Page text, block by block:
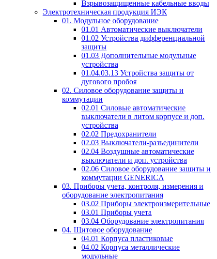
Взрывозащищенные кабельные вводы
Электротехническая продукция ИЭК
01. Модульное оборудование
01.01 Автоматические выключатели
01.02 Устройства дифференциальной
защиты
01.03 Дополнительные модульные
устройства
01.04.03.13 Устройства защиты от
дугового пробоя
02. Силовое оборудование защиты и
коммутации
02.01 Силовые автоматические
выключатели в литом корпусе и доп.
устройства
02.02 Предохранители
02.03 Выключатели-разъединители
02.04 Воздушные автоматические
выключатели и доп. устройства
02.06 Силовое оборудование защиты и
коммутации GENERICA
03. Приборы учета, контроля, измерения и
оборудование электропитания
03.02 Приборы электроизмерительные
03.01 Приборы учета
03.04 Оборудование электропитания
04. Щитовое оборудование
04.01 Корпуса пластиковые
04.02 Корпуса металлические
модульные